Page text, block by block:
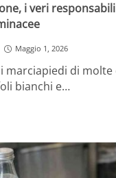
i veri
Maggio 1, 2026
marciapiedi di
bianchi e…